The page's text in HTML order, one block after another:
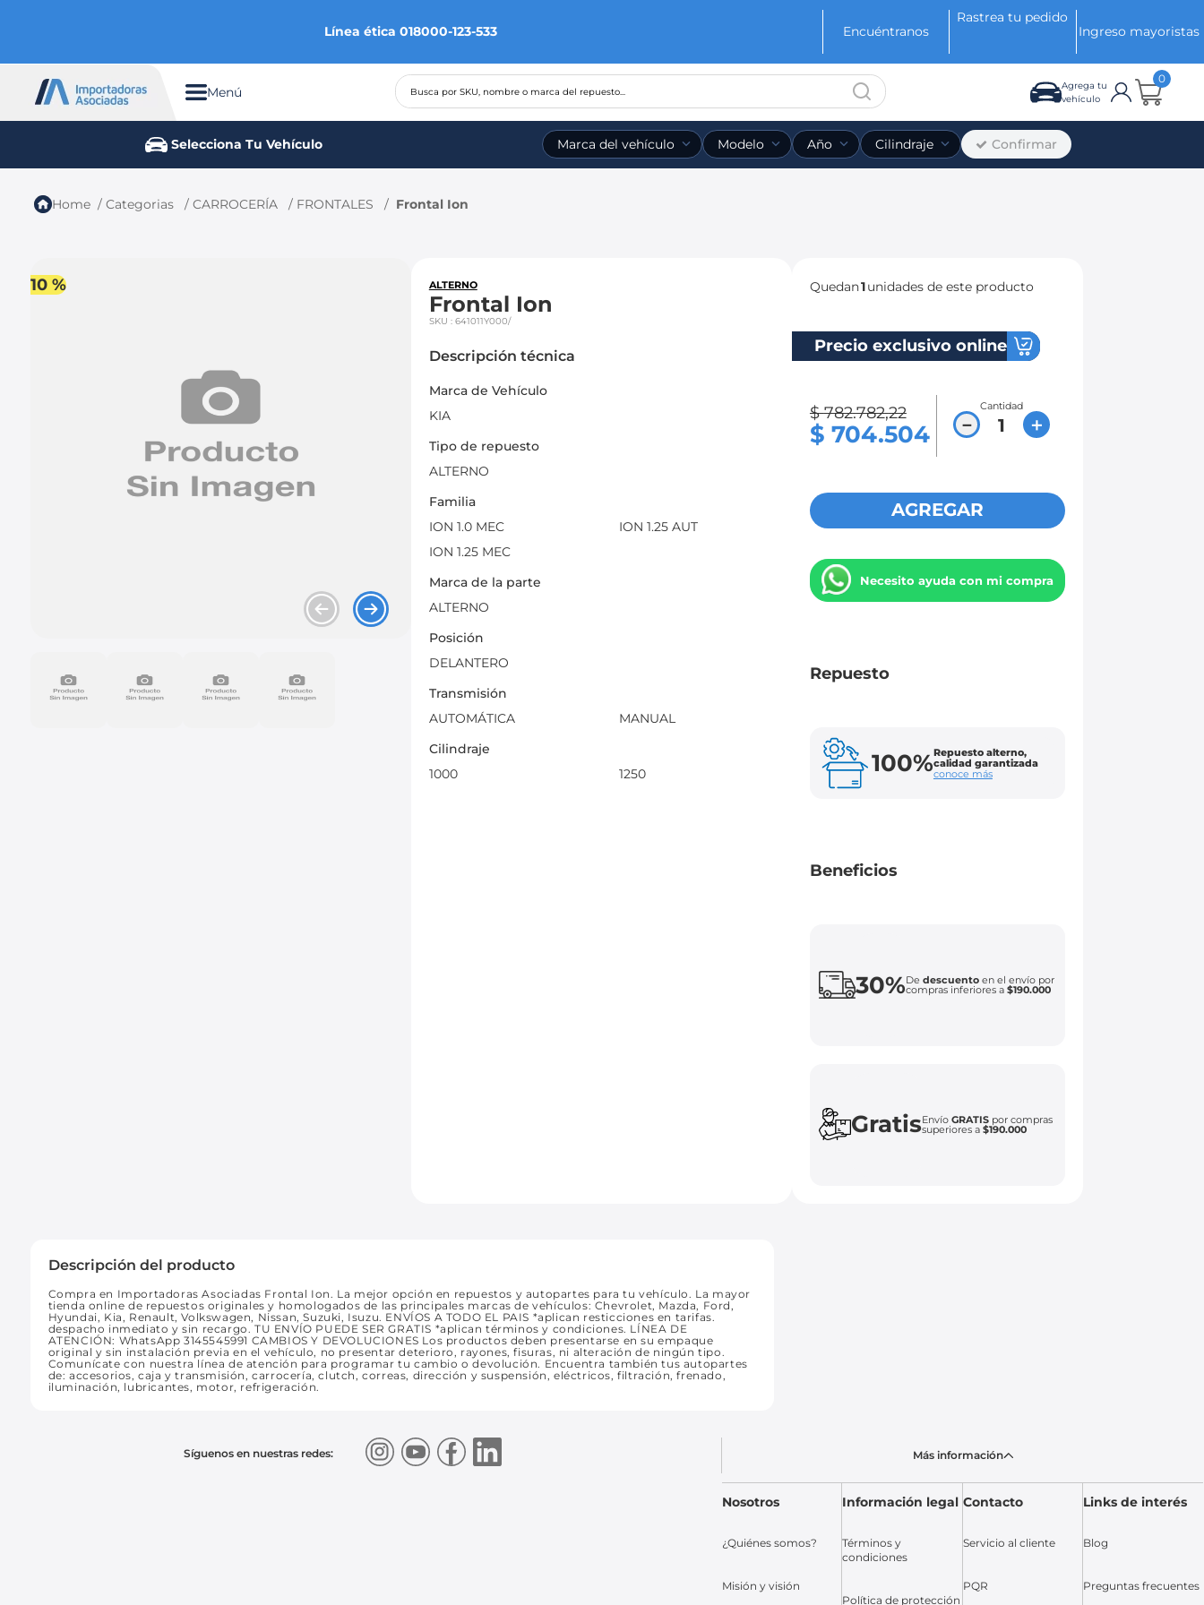
Línea ética 018000-123-533 Encuéntranos
Rastrea tu pedido
Ingreso mayoristas
Menú
Busca por SKU, nombre o marca del repuesto...
Agrega tu
vehículo
0
Selecciona Tu Vehículo Marca del vehículo Modelo Año Cilindraje Confirmar
Categorias CARROCERÍA FRONTALES Frontal Ion
10 % ALTERNO
Frontal Ion
SKU : 641011Y000/
Descripción técnica
Marca de Vehículo
KIA
Tipo de repuesto
ALTERNO
Familia
ION 1.0 MEC
ION 1.25 AUT
ION 1.25 MEC
Marca de la parte
ALTERNO
Posición
DELANTERO
Transmisión
AUTOMÁTICA
MANUAL
Cilindraje
1000
1250
Quedan1unidades de este producto
Precio exclusivo online
$ 782.782,22
$ 704.504
Cantidad
＋
－
AGREGAR
Necesito ayuda con mi compra
Repuesto
100%Repuesto alterno,
calidad garantizada
conoce más
Beneficios
30%De descuentoen el envío por
compras inferiores a $190.000
GratisEnvío GRATISpor compras
superiores a $190.000
Descripción del producto
Compra en Importadoras Asociadas Frontal Ion. La mejor opción en repuestos y autopartes para tu vehículo. La mayor
tienda online de repuestos originales y homologados de las principales marcas de vehículos: Chevrolet, Mazda, Ford,
Hyundai, Kia, Renault, Volkswagen, Nissan, Suzuki, Isuzu. ENVÍOS A TODO EL PAIS *aplican resticciones en tarifas.
despacho inmediato y sin recargo. TU ENVÍO PUEDE SER GRATIS *aplican términos y condiciones. LÍNEA DE
ATENCIÓN: WhatsApp 3145545991 CAMBIOS Y DEVOLUCIONES Los productos deben presentarse en su empaque
original y sin instalación previa en el vehículo, no presentar deterioro, rayones, fisuras, ni alteración de ningún tipo.
Comunícate con nuestra línea de atención para programar tu cambio o devolución. Encuentra también tus autopartes
de: accesorios, caja y transmisión, carrocería, clutch, correas, dirección y suspensión, eléctricos, filtración, frenado,
iluminación, lubricantes, motor, refrigeración.
Síguenos en nuestras redes: Más información
Nosotros
¿Quiénes somos?
Misión y visión
Información legal
Términos y
condiciones
Política de protección
Contacto
Servicio al cliente
PQR
Links de interés
Blog
Preguntas frecuentes
TÉRMINOS MÁS BUSCADOS
chevrolet
spark gt